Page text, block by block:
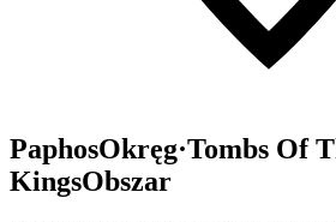
PaphosOkręg·Tombs Of
KingsObszar